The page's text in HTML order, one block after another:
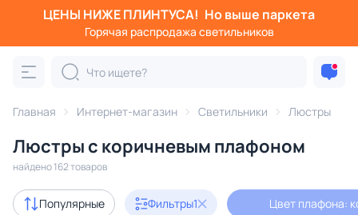
ЦЕНЫ НИЖЕ ПЛИНТУСА! Но выше паркета
Горячая распродажа светильников
Главная Интернет-магазин Светильники Люстры
Люстры с коричневым плафоном
найдено 162 товаров
Популярные Фильтры1 Цвет плафона:
Фильтры
Категория:
подвесные потолочные светодиодные на штанге
Акции 13